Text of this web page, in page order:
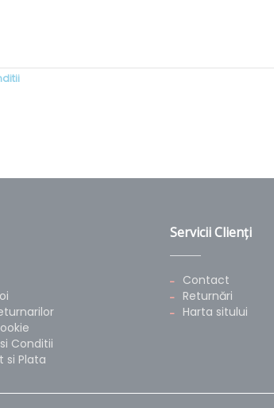
Conditii
si Plata
Servicii Clienţi
Contact
Returnări
Harta sitului